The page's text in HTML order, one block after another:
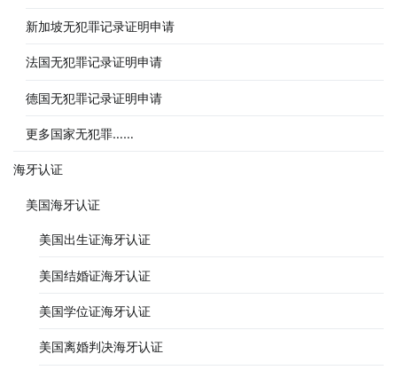
新加坡无犯罪记录证明申请
法国无犯罪记录证明申请
德国无犯罪记录证明申请
更多国家无犯罪……
海牙认证
美国海牙认证
美国出生证海牙认证
美国结婚证海牙认证
美国学位证海牙认证
美国离婚判决海牙认证